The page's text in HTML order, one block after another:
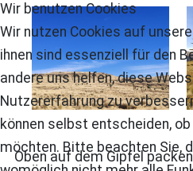
Oben auf dem Gipfel
Wir benutzen Cookies
Wir nutzen Cookies auf
ihnen sind essenziell für den
andere uns helfen, diese
Nutzererfahrung zu
können selbst entscheiden,
möchten. Bitte beachten Sie,